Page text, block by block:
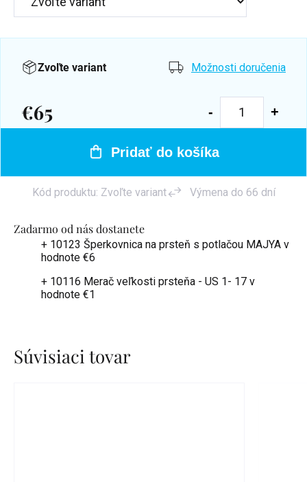
Zadarmo od nás dostanete
+ 10123 Šperkovnica na prsteň s potlačou MAJYA v
hodnote €6
+ 10116 Merač veľkosti prsteňa - US 1- 17 v
hodnote €1
Zvoľte variant Možnosti doručenia
€65
Jednotková
Pridať do košíka
Kód produktu: Zvoľte variant Výmena do 66 dní
Súvisiaci tovar